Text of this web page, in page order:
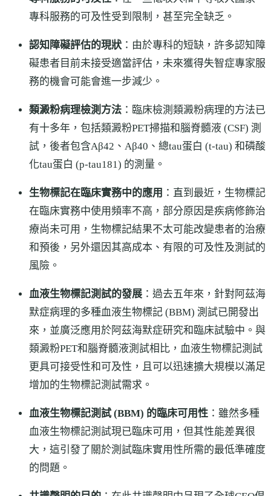
專科服務的可及性受到限制，甚至完全缺乏。
認知障礙評估的現狀 ：由於專科的短缺，許多認知障
礙患者目前未接受適當評估，未來獲得失智症專家服
務的機會可能會進一步減少。
類澱粉病理檢測方法 ：臨床檢測類澱粉病理的方法已
有十多年，包括類澱粉PET掃描和腦脊髓液 (CSF) 測
試，後者包含Aβ42、Aβ40、總tau蛋白 (t-tau) 和磷酸
化tau蛋白 (p-tau181) 的測量。
生物標記在臨床實務中的應用 ：直到最近，生物標記
在臨床實務中使用頻率不高，部分原因是疾病修飾治
療尚未可用，生物標記結果不太可能改變患者的治療
和預後，另外還因其高成本、有限的可及性及測試的
風險。
血液生物標記測試的發展 ：過去五年來，針對阿茲海
默症病理的多種血液生物標記 (BBM) 測試已開發出
來，並廣泛應用於阿茲海默症研究和臨床試驗中。與
類澱粉PET和腦脊髓液測試相比，血液生物標記測試
更具可接受性和可及性，且可以迅速擴大規模以滿足
增加的生物標記測試需求。
血液生物標記測試 (BBM) 的臨床可用性 ：雖然多種
血液生物標記測試現已臨床可用，但其性能差異很
大，這引發了關於測試臨床實用性所需的最低準確度
的問題。